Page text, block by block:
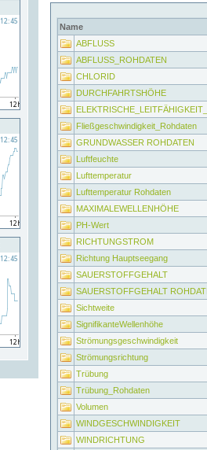
Name
ABFLUSS
ABFLUSS_ROHDATEN
CHLORID
DURCHFAHRTSHÖHE
Fließgeschwindigkeit_Rohdaten
GRUNDWASSER ROHDATEN
Luftfeuchte
Lufttemperatur
Lufttemperatur Rohdaten
MAXIMALEWELLENHÖHE
PH-Wert
RICHTUNGSTROM
Richtung Hauptseegang
SAUERSTOFFGEHALT
SAUERSTOFFGEHALT
Sichtweite
SignifikanteWellenhöhe
Strömungsgeschwindigkeit
Strömungsrichtung
Trübung
Trübung_Rohdaten
Volumen
WINDGESCHWINDIGKEIT
WINDRICHTUNG